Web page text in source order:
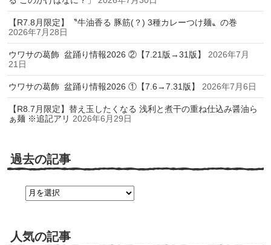
【R7.8月限定】〝牛油香る 豚筋(？) 3種カレーつけ麺〟の巻
2026年7月28日
ウワサの葛飾 盆踊り情報2026 ②【7.21版→31版】
2026年7月
21日
ウワサの葛飾 盆踊り情報2026 ①【7.6→7.31版】 2026年7月6日
【R8.7月限定】替え玉したくなる 浅利と煮干の重ね仕込み醤油ら
ぁ麺 ※追記アリ 2026年6月29日
過去の記事
人気の記事